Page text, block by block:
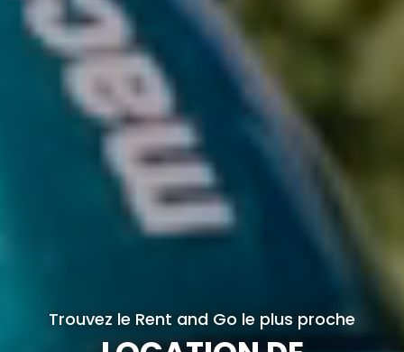
Trouvez le Rent and Go le plus proche